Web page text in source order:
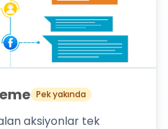
Pek yakında
aksiyonlar tek